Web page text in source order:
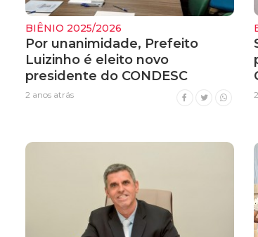
BIÊNIO 2025/2026
Por unanimidade, Prefeito
Luizinho é eleito novo
presidente do CONDESC
2 anos atrás